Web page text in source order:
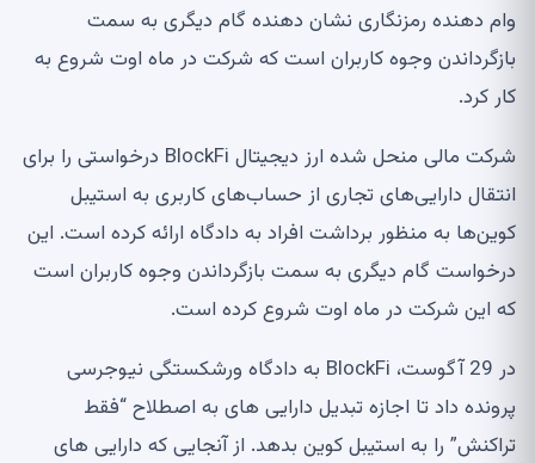
وام دهنده رمزنگاری نشان دهنده گام دیگری به سمت
بازگرداندن وجوه کاربران است که شرکت در ماه اوت شروع به
کار کرد.
شرکت مالی منحل شده ارز دیجیتال BlockFi درخواستی را برای
انتقال دارایی‌های تجاری از حساب‌های کاربری به استیبل
کوین‌ها به منظور برداشت افراد به دادگاه ارائه کرده است. این
درخواست گام دیگری به سمت بازگرداندن وجوه کاربران است
که این شرکت در ماه اوت شروع کرده است.
در 29 آگوست، BlockFi به دادگاه ورشکستگی نیوجرسی
پرونده داد تا اجازه تبدیل دارایی های به اصطلاح “فقط
تراکنش” را به استیبل کوین بدهد. از آنجایی که دارایی های